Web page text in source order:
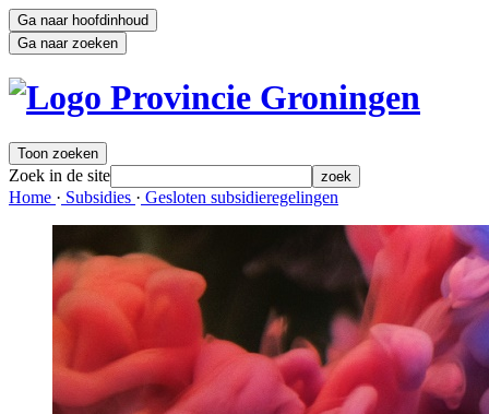
Ga naar hoofdinhoud
Ga naar zoeken
Toon zoeken
Zoek in de site zoek
Home · Subsidies · Gesloten subsidieregelingen